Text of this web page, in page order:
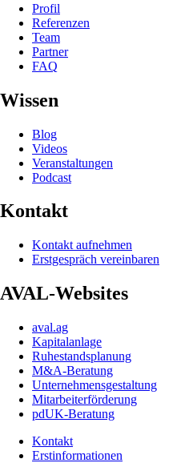
Profil
Referenzen
Team
Partner
FAQ
Wissen
Blog
Videos
Veranstaltungen
Podcast
Kontakt
Kontakt aufnehmen
Erstgespräch vereinbaren
AVAL-Websites
aval.ag
Kapitalanlage
Ruhestandsplanung
M&A-Beratung
Unternehmensgestaltung
Mitarbeiterförderung
pdUK-Beratung
Kontakt
Erstinformationen